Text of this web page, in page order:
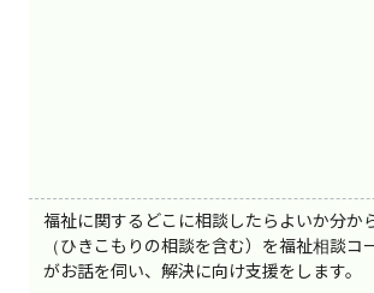
福祉に関するどこに相談したらよいか分か
（ひきこもりの相談を含む）を福祉相談コ
がお話を伺い、解決に向け支援をします。